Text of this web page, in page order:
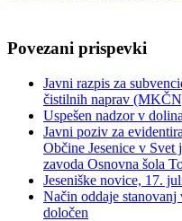
Povezani prispevki
Javni razpis za
čistilnih naprav
Uspešen nadzor v
Javni poziv za
Občine Jesenice v Svet
zavoda Osnovna šola
Jeseniške novice, 17.
Način oddaje stanovanj
določen